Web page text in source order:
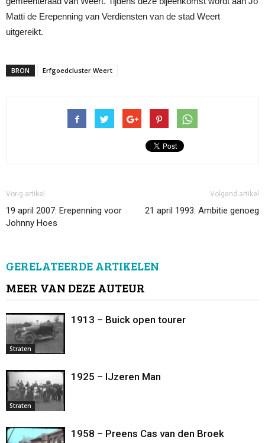
Matti de Erepenning van Verdiensten van de stad Weert
uitgereikt.
BRON Erfgoedcluster Weert
Vorig artikel
19 april 2007: Erepenning voor
Johnny Hoes
Volgend artikel
21 april 1993: Ambitie genoeg
GERELATEERDE ARTIKELEN
MEER VAN DEZE AUTEUR
Straten
1913 – Buick open tourer
Straten
1925 – IJzeren Man
1958 – Preens Cas van den Broek